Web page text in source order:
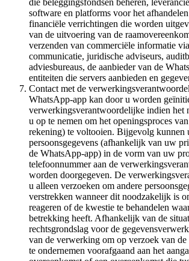
die beleggingsfondsen beheren,
software en platforms voor het
financiële verrichtingen die worden
van de uitvoering van de
verzenden van commerciële informatie
communicatie, juridische adviseurs,
adviesbureaus, de aanbieder van de
entiteiten die servers aanbieden en
Contact met de
WhatsApp-app kan door u worden
verwerkingsverantwoordelijke indien het
u op te nemen om het openingsproces
rekening) te voltooien. Bijgevolg kunnen
persoonsgegevens (afhankelijk van uw
de WhatsApp-app) in de vorm van uw
telefoonnummer aan de
worden doorgegeven. De
u alleen verzoeken om andere
verstrekken wanneer dit noodzakelijk is
reageren of de kwestie te behandelen
betrekking heeft. Afhankelijk van de
rechtsgrondslag voor de
van de verwerking om op verzoek van de
te ondernemen voorafgaand aan het